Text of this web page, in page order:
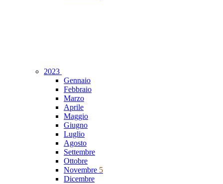
2023
Gennaio
Febbraio
Marzo
Aprile
Maggio
Giugno
Luglio
Agosto
Settembre
Ottobre
Novembre 5
Dicembre